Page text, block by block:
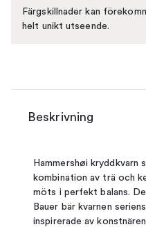
Färgskillnader kan
helt unikt utseende.
Beskrivning
Hammershøi kryddkvarn
kombination av trä och
möts i perfekt balans.
Bauer bär kvarnen
inspirerade av